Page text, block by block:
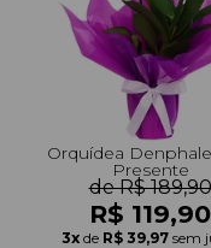
Orquídea
Presente
de R$ 189,90
R$ 119,90
3x de R$ 39,97 sem